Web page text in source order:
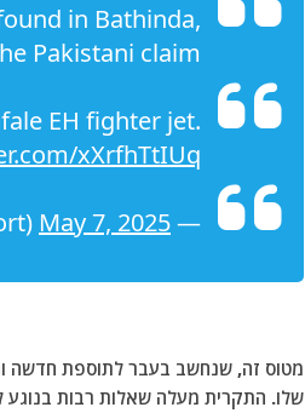
in Bathinda,
Pakistani claim.
EH fighter jet.
xXrfhTtIUq
— Clash Report (@clashreport)
May 7, 2025
מטוס זה, שנחשב בעבר לתוספת חדשה
שלו. התקרית מעלה שאלות רבות בנוגע